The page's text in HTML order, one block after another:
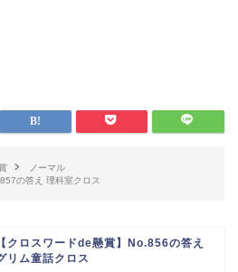
ノーマル
の答え 理科室クロス
【クロスワードde懸賞】No.856の答え
リム童話クロス